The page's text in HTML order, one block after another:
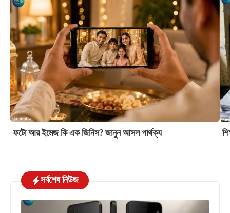
ফটো আর ইমেজ কি এক জিনিস? জানুন আসল পার্থক্য
সর্বশেষ নিউজ